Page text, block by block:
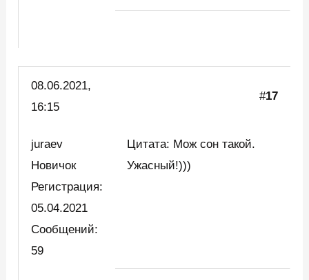
08.06.2021,
16:15
#17
juraev
Новичок
Регистрация:
05.04.2021
Сообщений:
59
Цитата: Мож сон такой.
Ужасный!)))